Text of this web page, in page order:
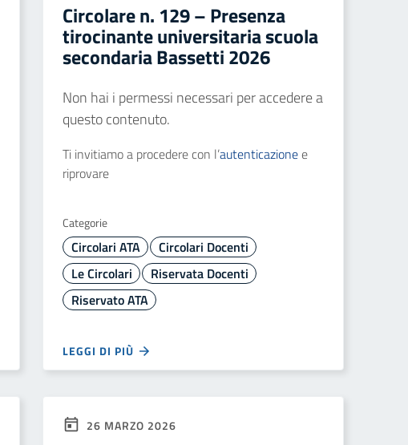
Circolare n. 129 – Presenza
tirocinante universitaria scuola
secondaria Bassetti 2026
Non hai i permessi necessari per accedere a
questo contenuto.
Ti invitiamo a procedere con l’autenticazionee
riprovare
Categorie
Circolari ATA
Circolari Docenti
Le Circolari
Riservata Docenti
Riservato ATA
LEGGI DI PIÙ
26 MARZO 2026